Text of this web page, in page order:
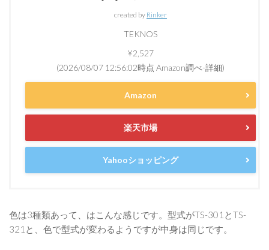
created by Rinker
TEKNOS
¥2,527
(2026/08/07 12:56:02時点 Amazon調べ-詳細)
Amazon
楽天市場
Yahooショッピング
色は3種類あって、はこんな感じです。型式がTS-301とTS-
321と、色で型式が変わるようですが中身は同じです。